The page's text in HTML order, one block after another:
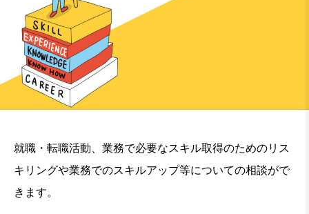
就職・転職活動、業務で必要なスキル取得のためのリス
キリングや業務でのスキルアップ等についての相談がで
きます。